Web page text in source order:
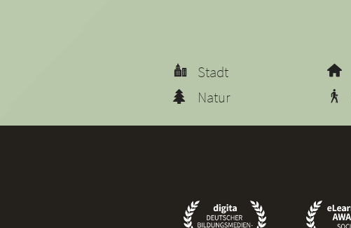
Stadt
Natur